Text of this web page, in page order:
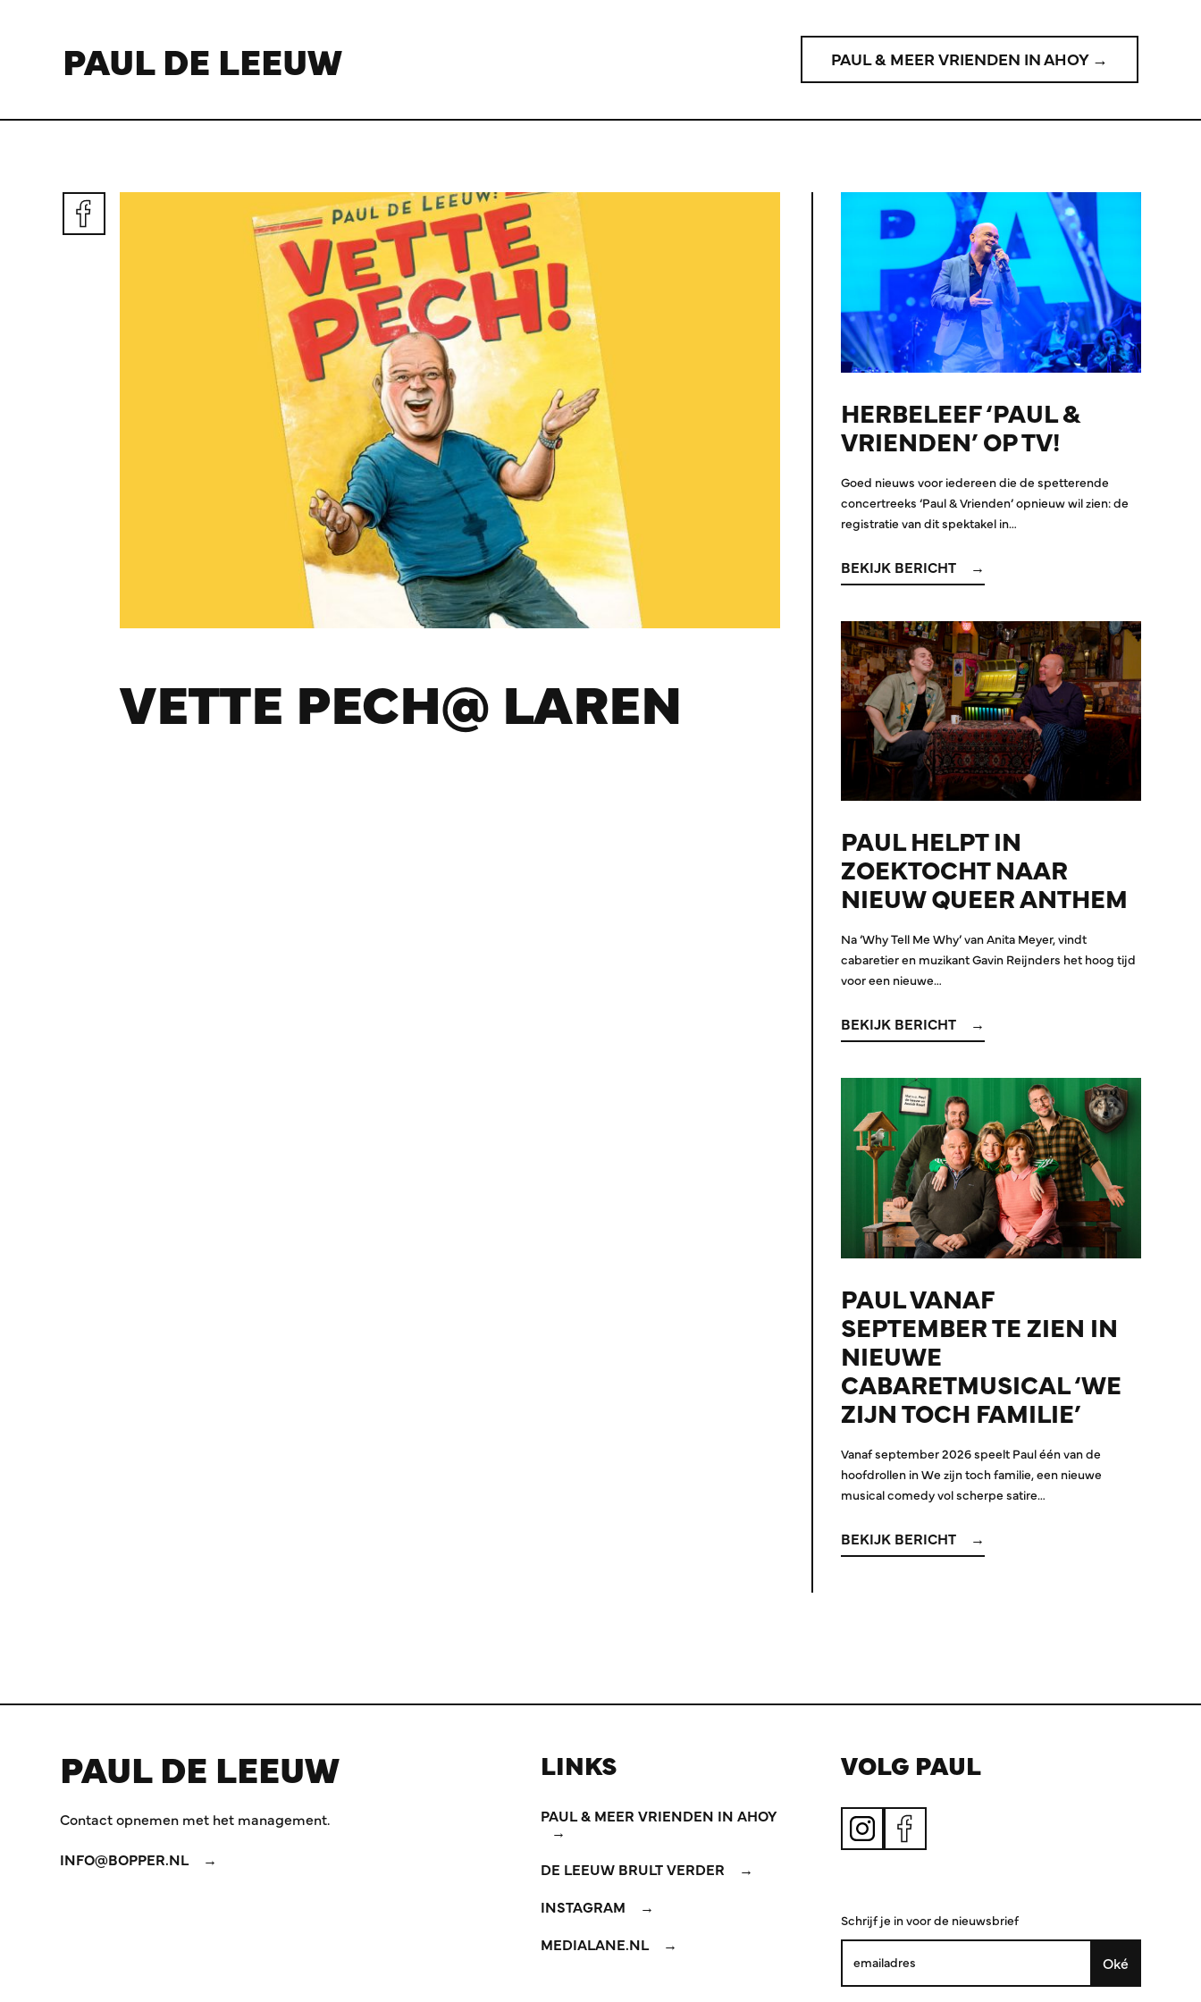
PAUL DE LEEUW PAUL & MEER VRIENDEN IN AHOY →
VETTE PECH@ LAREN
HERBELEEF ‘PAUL &
VRIENDEN’ OP TV!
Goed nieuws voor iedereen die de spetterende
concertreeks ‘Paul & Vrienden’ opnieuw wil zien: de
registratie van dit spektakel in…
BEKIJK BERICHT
PAUL HELPT IN
ZOEKTOCHT NAAR
NIEUW QUEER ANTHEM
Na ‘Why Tell Me Why’ van Anita Meyer, vindt
cabaretier en muzikant Gavin Reijnders het hoog tijd
voor een nieuwe…
BEKIJK BERICHT
PAUL VANAF
SEPTEMBER TE ZIEN IN
NIEUWE
CABARETMUSICAL ‘WE
ZIJN TOCH FAMILIE’
Vanaf september 2026 speelt Paul één van de
hoofdrollen in We zijn toch familie, een nieuwe
musical comedy vol scherpe satire…
BEKIJK BERICHT
PAUL DE LEEUW
Contact opnemen met het management.
INFO@BOPPER.NL
LINKS
PAUL & MEER VRIENDEN IN AHOY
DE LEEUW BRULT VERDER
INSTAGRAM
MEDIALANE.NL
VOLG PAUL
Schrijf je in voor de nieuwsbrief
Oké